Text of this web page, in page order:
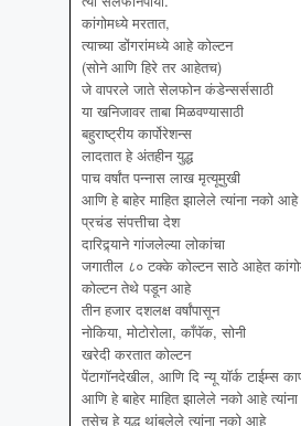
कांगोमध्ये मरतात,
त्याच्या डोंगरांमध्ये आहे कोल्टन
(सोने आणि हिरे तर आहेतच)
जे वापरले जाते सेलफोन कंडेन्सर्ससाठी
या खनिजावर ताबा मिळवण्यासाठी
बहुराष्ट्रीय कार्पोरेशन्स
लादतात हे अंतहीन युद्ध
पाच वर्षांत पन्नास लाख मृत्यूमुखी
आणि हे बाहेर माहित झालेले त्यांना नको आहे
प्रचंड संपत्तीचा देश
दारिद्र्याने गांजलेल्या लोकांचा
जगातील ८० टक्के कोल्टन साठे आहेत
कोल्टन तेथे पडून आहे
तीन हजार दशलक्ष वर्षांपासून
नोकिया, मोटोरोला, काँपॅक, सोनी
खरेदी करतात कोल्टन
पेंटागॉनदेखील, आणि दि न्यू यॉर्क टाईम्स
आणि हे बाहेर माहित झालेले नको आहे त्यांना
तसेच हे युद्ध थांबलेले त्यांना नको आहे